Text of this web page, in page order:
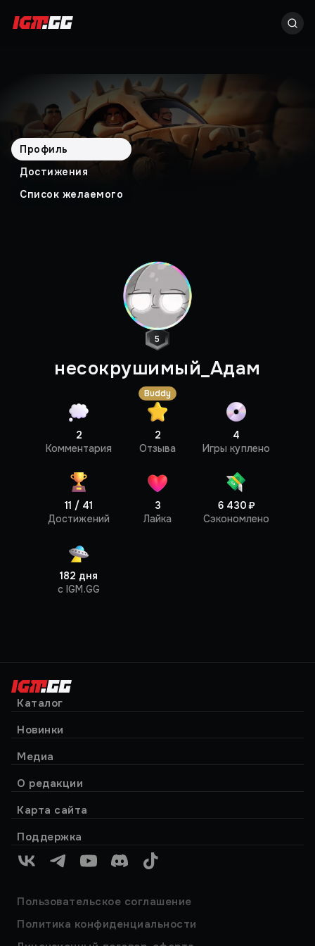
Профиль
Достижения
Список желаемого
Профиль
5
несокрушимый_Адам
Buddy
2
Комментария
2
Отзыва
4
Игры куплено
11 / 41
Достижений
3
Лайка
6 430 ₽
Сэкономлено
182 дня
c IGM.GG
Каталог
Новинки
Медиа
О редакции
Карта сайта
Поддержка
VK TelegramYouTubeDiscordTikTok
Пользовательское соглашение
Политика конфиденциальности